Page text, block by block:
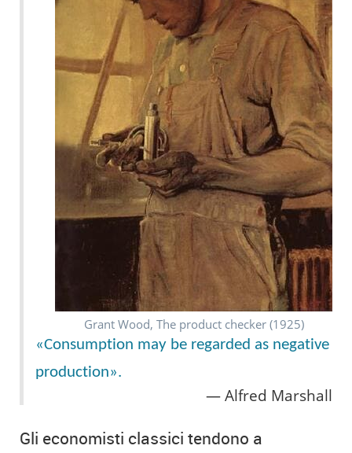
Grant Wood, The product checker (1925)
«Consumption may be regarded as negative
production».
Alfred Marshall
Gli economisti classici tendono a